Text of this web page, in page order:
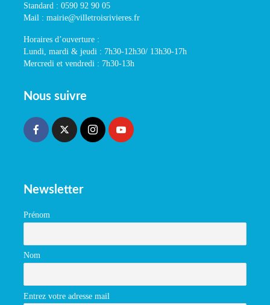
Standard : 0590 92 90 05
Mail : mairie@villetroisrivieres.fr
Horaires d’ouverture :
Lundi, mardi & jeudi : 7h30-12h30/ 13h30-17h
Mercredi et vendredi : 7h30-13h
Nous suivre
Newsletter
Prénom
Nom
Entrez votre adresse mail